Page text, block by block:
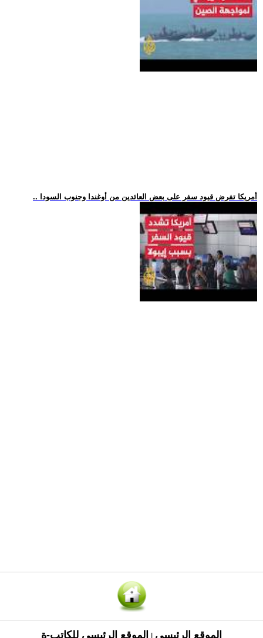
.. أمريكا تفرض قيود سفر على بعض العائدين من أوغندا وجنوب السودا
الموقع الرئيسي الموقع الرئيسي للكاتب-ة